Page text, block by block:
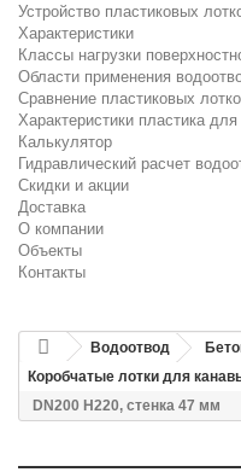
Устройство пластиковых
Характеристики
Классы нагрузки
Области применения
Сравнение пластиковых
Характеристики пластика
Калькулятор
Гидравлический расчет
Скидки и акции
Доставка
О компании
Объекты
Контакты
Водоотвод
Коробчатые лотки для
DN200 H220, стенка 47 мм